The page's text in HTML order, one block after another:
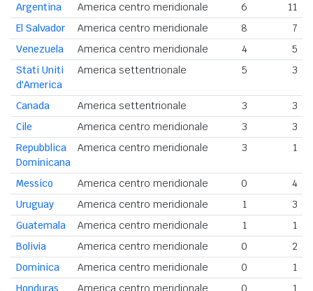
Argentina
America centro meridionale 6
11
El Salvador
America centro meridionale 8
7
Venezuela
America centro meridionale 4
5
Stati Uniti
d'America
America settentrionale 5 3
Canada America settentrionale 3
3
Cile
America centro meridionale 3
3
Repubblica
Dominicana
America centro meridionale 3 1
Messico America centro meridionale 0
4
Uruguay
America centro meridionale 1
3
Guatemala
America centro meridionale 1
1
Bolivia
America centro meridionale 0
2
Dominica
America centro meridionale 0
1
Honduras
America centro meridionale 0 1